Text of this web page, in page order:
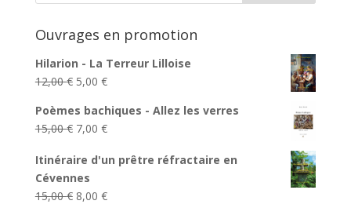
Ouvrages en promotion
Hilarion - La Terreur Lilloise
12,00€ Le
initial
était :
12,00 €.
5,00 €Le
actuel
est :
5,00 €.
Poèmes bachiques - Allez les verres
15,00€ Le
initial
était :
15,00 €.
7,00 €Le
actuel
7,00 €.
Itinéraire d'un prêtre réfractaire en
Cévennes
15,00€ Le
8,00 €Le